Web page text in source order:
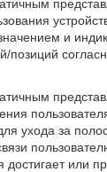
и
ухода за
или